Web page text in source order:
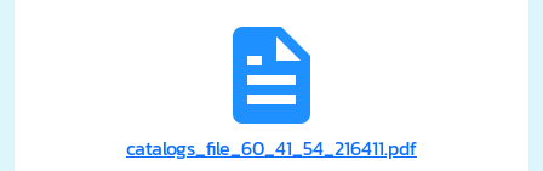
catalogs_file_60_41_54_216411.pdf